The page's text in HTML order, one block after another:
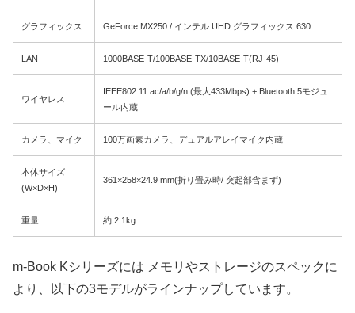
グラフィックス GeForce MX250 / インテル UHD グラフィックス 630
LAN 1000BASE-T/100BASE-TX/10BASE-T(RJ-45)
ワイヤレス
IEEE802.11 ac/a/b/g/n (最大433Mbps) + Bluetooth 5モジュ
ール内蔵
カメラ、マイク 100万画素カメラ、デュアルアレイマイク内蔵
本体サイズ
(W×D×H)
361×258×24.9 mm(折り畳み時/ 突起部含まず)
重量 約 2.1kg
m-Book Kシリーズには メモリやストレージのスペックに
より、以下の3モデルがラインナップしています。